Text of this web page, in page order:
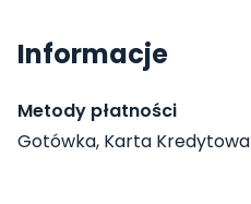
Informacje
Metody płatności
Gotówka, Karta Kredytowa